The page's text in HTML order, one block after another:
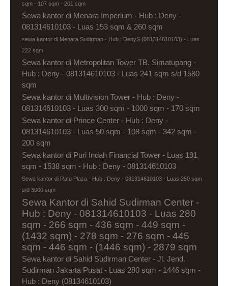
sqm - 107 sqm - 201 sqm
Sewa kantor di Menara Imperium - Hub : Deny -
081314610103 - Luas 153 sqm & 260 sqm
sewa kantor di Menara Sudirman - Hub : DenyS (081314610103) - Luas
222 sqm
Sewa kantor di Metropolitan Tower TB. Simatupang -
Hub : Deny - 081314610103 - Luas 241 sqm s/d 1580
sqm
Sewa kantor di Multivision Tower - Hub : Deny -
081314610103 - Luas 300 sqm - 1000 sqm - 170 sqm
Sewa kantor di Prince Center - Hub : Deny -
081314610103 - Luas 50 sqm - 108 sqm - 342 sqm -
200 sqm
Sewa kantor di Puri Indah Financial Tower - Luas 191
sqm - 1538 sqm - Hub : Deny - 081314610103
Sewa kantor di Ratu Plaza - Hub : Deny - 081314610103 - Luas 250 sqm
s/d 3000 sqm
Sewa Kantor di Sahid Sudirman Center -
Hub : Deny - 081314610103 - Luas 280
sqm - 266 sqm - 436 sqm - 449 sqm -
(1432 sqm) - 278 sqm - 276 sqm - 445
sqm - 446 sqm - (1446 sqm) - 2879 sqm
Sewa kantor di Sahid Sudirman Center - Jl. Jend.
Sudirman Jakarta Pusat - Luas 280 sqm - 1446 sqm -
Hub : Deny (08134610103)